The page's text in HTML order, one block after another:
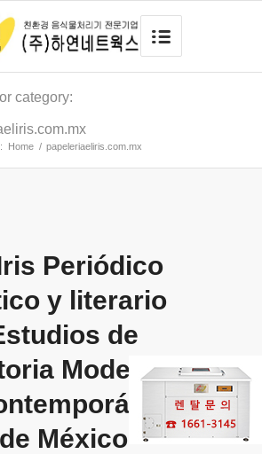
category:
Home / papeleriaeliris.com.mx
Periódico
y literario
de
Moderna
de México